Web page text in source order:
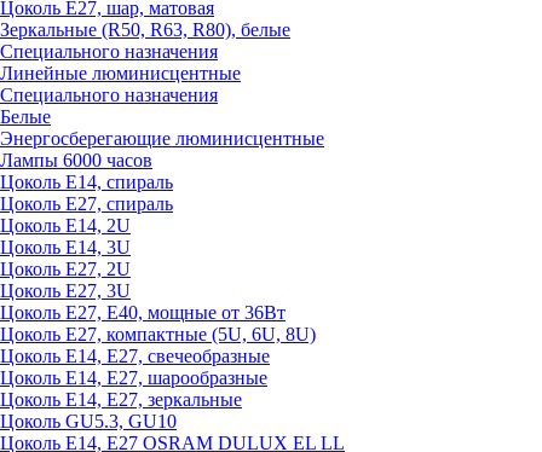
Цоколь Е27, шар, матовая
Зеркальные (R50, R63, R80), белые
Специального назначения
Линейные люминисцентные
Специального назначения
Белые
Энергосберегающие люминисцентные
Лампы 6000 часов
Цоколь Е14, спираль
Цоколь Е27, спираль
Цоколь Е14, 2U
Цоколь Е14, 3U
Цоколь Е27, 2U
Цоколь Е27, 3U
Цоколь Е27, Е40, мощные от 36Вт
Цоколь Е27, компактные (5U, 6U, 8U)
Цоколь Е14, Е27, свечеобразные
Цоколь Е14, Е27, шарообразные
Цоколь Е14, Е27, зеркальные
Цоколь GU5.3, GU10
Цоколь Е14, Е27 OSRAM DULUX EL LL